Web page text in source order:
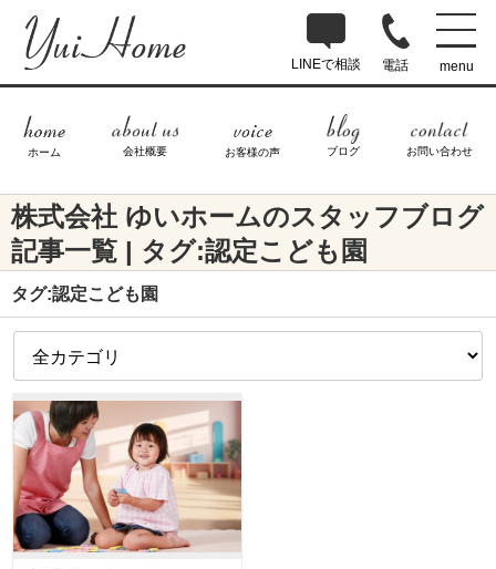
LINEで相談 電話 menu
ホーム 会社概要 お客様の声 ブログ お問い合わせ
株式会社 ゆいホームのスタッフブログ
記事一覧 | タグ:認定こども園
タグ:認定こども園